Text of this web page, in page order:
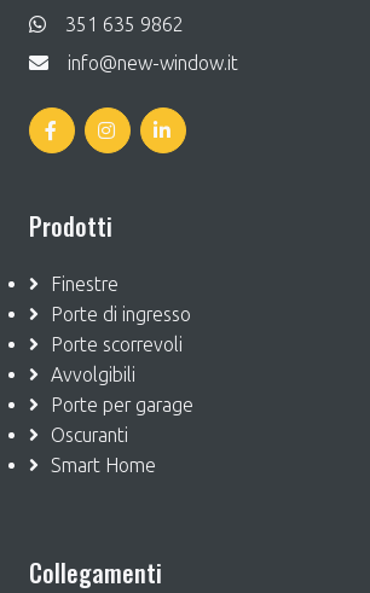
351 635 9862
info@new-window.it
Prodotti
Finestre
Porte di ingresso
Porte scorrevoli
Avvolgibili
Porte per garage
Oscuranti
Smart Home
Collegamenti